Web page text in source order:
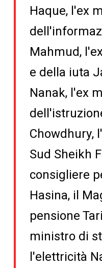
Haque, l'ex
Mahmud,
e della iuta
Nanak, l'ex
Chowdhury,
Sud Sheikh
consigliere
Hasina, il
pensione
ministro di
l'elettricità